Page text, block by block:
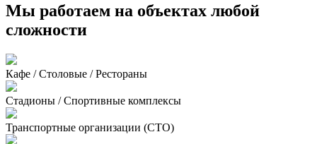
Мы работаем на объектах любой
сложности
Кафе / Столовые / Рестораны
Стадионы / Спортивные комплексы
Транспортные организации (СТО)